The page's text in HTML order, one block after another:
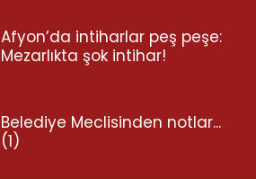
Afyon’da intiharlar peş peşe:
Mezarlıkta şok intihar!
Belediye Meclisinden notlar...
(1)